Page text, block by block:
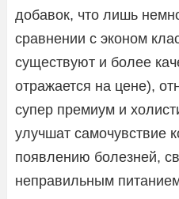
добавок, что лишь
сравнении с эконом
существуют и более
отражается на цене),
супер премиум и
улучшат самочувствие
появлению болезней,
неправильным